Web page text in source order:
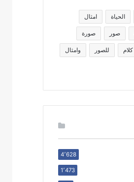
الحياة امثال
صور صورة
كلام للصور وامثال
4٬628
1٬473